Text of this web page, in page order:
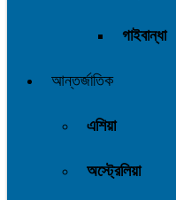
গাইবান্ধা
আন্তর্জাতিক
এশিয়া
অস্ট্রেলিয়া